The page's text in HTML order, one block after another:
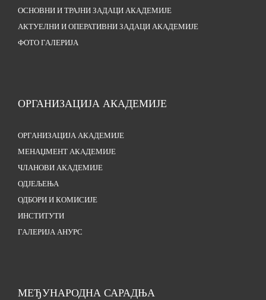
ОСНОВНИ И ТРАЈНИ ЗАДАЦИ АКАДЕМИЈЕ
АКТУЕЛНИ И ОПЕРАТИВНИ ЗАДАЦИ АКАДЕМИЈЕ
ФОТО ГАЛЕРИЈА
ОРГАНИЗАЦИЈА АКАДЕМИЈЕ
ОРГАНИЗАЦИЈА АКАДЕМИЈЕ
МЕНАЏМЕНТ АКАДЕМИЈЕ
ЧЛАНОВИ АКАДЕМИЈЕ
ОДЈЕЉЕЊА
ОДБОРИ И КОМИСИЈЕ
ИНСТИТУТИ
ГАЛЕРИЈА АНУРС
МЕЂУНАРОДНА САРАДЊА